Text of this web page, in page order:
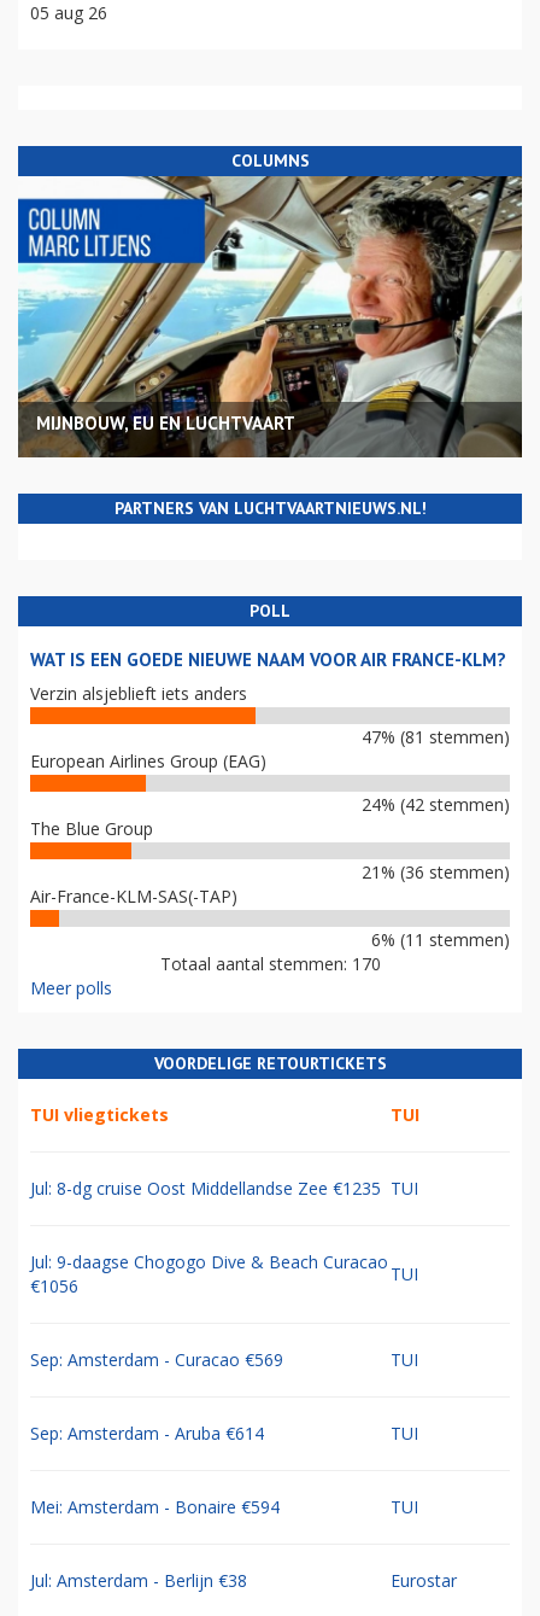
05 aug 26
COLUMNS
MIJNBOUW, EU EN LUCHTVAART
PARTNERS VAN LUCHTVAARTNIEUWS.NL!
POLL
WAT IS EEN GOEDE NIEUWE NAAM VOOR AIR FRANCE-KLM?
Verzin alsjeblieft iets anders
47% (81 stemmen)
European Airlines Group (EAG)
24% (42 stemmen)
The Blue Group
21% (36 stemmen)
Air-France-KLM-SAS(-TAP)
6% (11 stemmen)
Totaal aantal stemmen: 170
Meer polls
VOORDELIGE RETOURTICKETS
TUI vliegtickets TUI
Jul: 8-dg cruise Oost Middellandse Zee €1235 TUI
Jul: 9-daagse Chogogo Dive & Beach Curacao
€1056
TUI
Sep: Amsterdam - Curacao €569 TUI
Sep: Amsterdam - Aruba €614 TUI
Mei: Amsterdam - Bonaire €594 TUI
Jul: Amsterdam - Berlijn €38 Eurostar